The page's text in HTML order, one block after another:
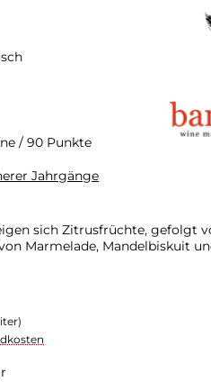
/ 90 Punkte
Jahrgänge
Marmelade, Mandelbiskuit